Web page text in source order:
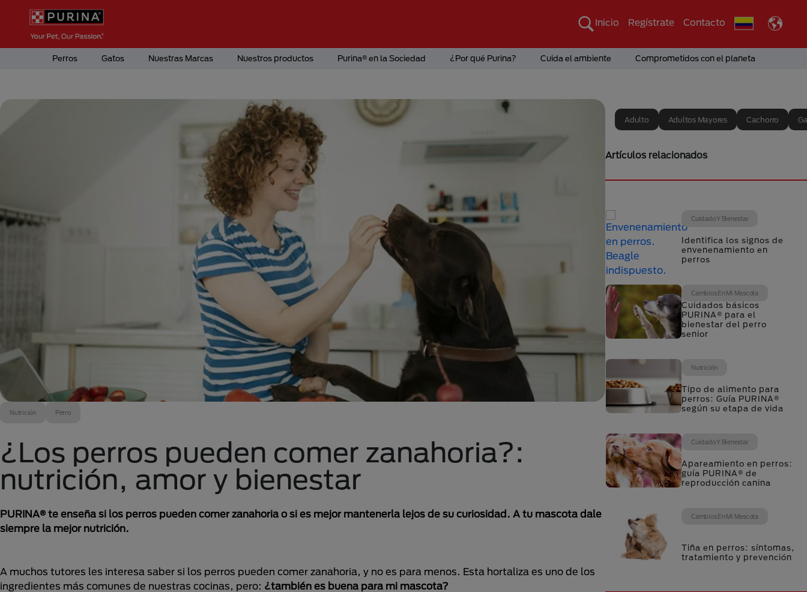
Pasar al contenido principal
Menú Secundario Purina
Inicio Regístrate Contacto
Menú Principal Purina
Perros Gatos Nuestras Marcas Nuestros productos Purina® en la Sociedad ¿Por qué Purina? Cuida el ambiente Comprometidos con el planeta
Nutrición Perro
¿Los perros pueden comer zanahoria?:
nutrición, amor y bienestar
PURINA® te enseña si los perros pueden comer zanahoria o si es mejor mantenerla lejos de su curiosidad. A tu mascota dale
siempre la mejor nutrición.
A muchos tutores les interesa saber si los perros pueden comer zanahoria, y no es para menos. Esta hortaliza es uno de los
ingredientes más comunes de nuestras cocinas, pero: ¿también es buena para mi mascota?
Adulto Adultos Mayores Cachorro
Artículos relacionados
Cuidado Y Bienestar
Identifica los signos de
envenenamiento en
perros
Cambios En Mi Mascota
Cuidados básicos
PURINA® para el
bienestar del perro
senior
Nutrición
Tipo de alimento para
perros: Guía PURINA®
según su etapa de vida
Cuidado Y Bienestar
Apareamiento en perros:
guía PURINA® de
reproducción canina
Cambios En Mi Mascota
Tiña en perros: síntomas,
tratamiento y prevención